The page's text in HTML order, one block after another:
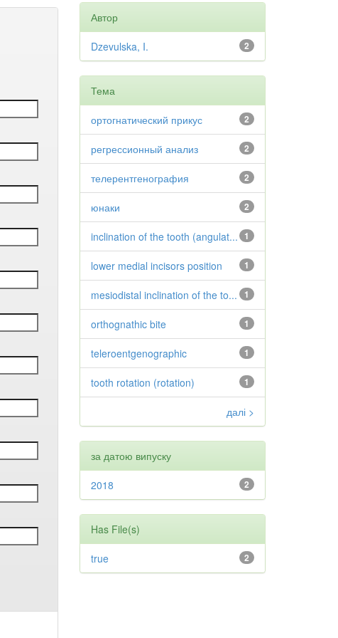
Автор
2
Dzevulska, I.
Тема
2
ортогнатический прикус
2
регрессионный анализ
2
телерентгенография
2
юнаки
1
inclination of the tooth (angulat...
1
lower medial incisors position
1
mesiodistal inclination of the to...
1
orthognathic bite
1
teleroentgenographic
1
tooth rotation (rotation)
далі >
за датою випуску
2
2018
Has File(s)
2
true